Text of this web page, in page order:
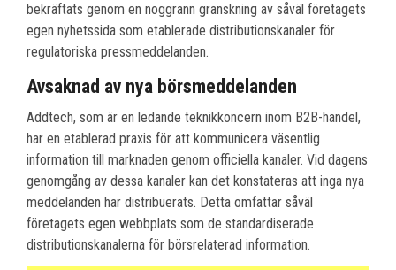
bekräftats genom en noggrann granskning av såväl företagets
egen nyhetssida som etablerade distributionskanaler för
regulatoriska pressmeddelanden.
Avsaknad av nya börsmeddelanden
Addtech, som är en ledande teknikkoncern inom B2B-handel,
har en etablerad praxis för att kommunicera väsentlig
information till marknaden genom officiella kanaler. Vid dagens
genomgång av dessa kanaler kan det konstateras att inga nya
meddelanden har distribuerats. Detta omfattar såväl
företagets egen webbplats som de standardiserade
distributionskanalerna för börsrelaterad information.